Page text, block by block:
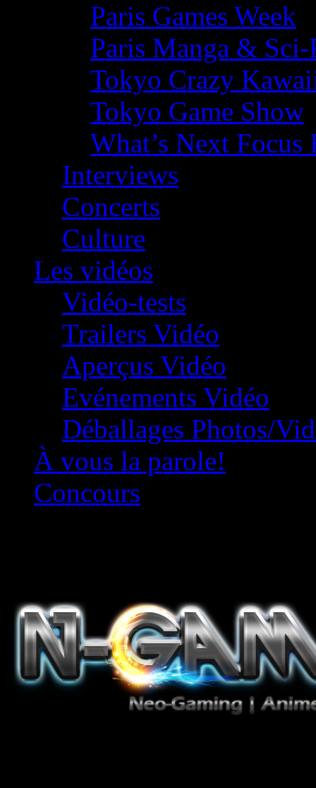
Paris Games Week
Paris Manga &
Tokyo Crazy
Tokyo Game Show
What’s Next
Interviews
Concerts
Culture
Les vidéos
Vidéo-tests
Trailers Vidéo
Aperçus Vidéo
Evénements Vidéo
Déballages Photos/
À vous la parole!
Concours